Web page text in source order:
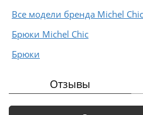
Все модели бренда Michel Chic
Брюки Michel Chic
Брюки
Отзывы